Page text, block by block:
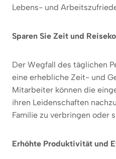
Lebens- und
Sparen Sie Zeit und
Der Wegfall des täglichen
eine erhebliche Zeit- und
Mitarbeiter können die
ihren Leidenschaften
Familie zu verbringen oder
Erhöhte Produktivität und